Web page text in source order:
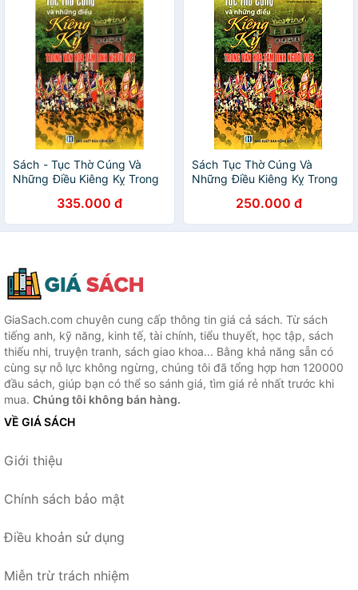
Sách - Tục Thờ Cúng Và
Những Điều Kiêng Kỵ Trong
335.000 đ
Sách Tục Thờ Cúng Và
Những Điều Kiêng Kỵ Trong
250.000 đ
GiaSach.com chuyên cung cấp thông tin giá cả sách. Từ sách
tiếng anh, kỹ năng, kinh tế, tài chính, tiểu thuyết, học tập, sách
thiếu nhi, truyện tranh, sách giao khoa... Bằng khả năng sẵn có
cùng sự nỗ lực không ngừng, chúng tôi đã tổng hợp hơn 120000
đầu sách, giúp bạn có thể so sánh giá, tìm giá rẻ nhất trước khi
mua. Chúng tôi không bán hàng.
VỀ GIÁ SÁCH
Giới thiệu
Chính sách bảo mật
Điều khoản sử dụng
Miễn trừ trách nhiệm